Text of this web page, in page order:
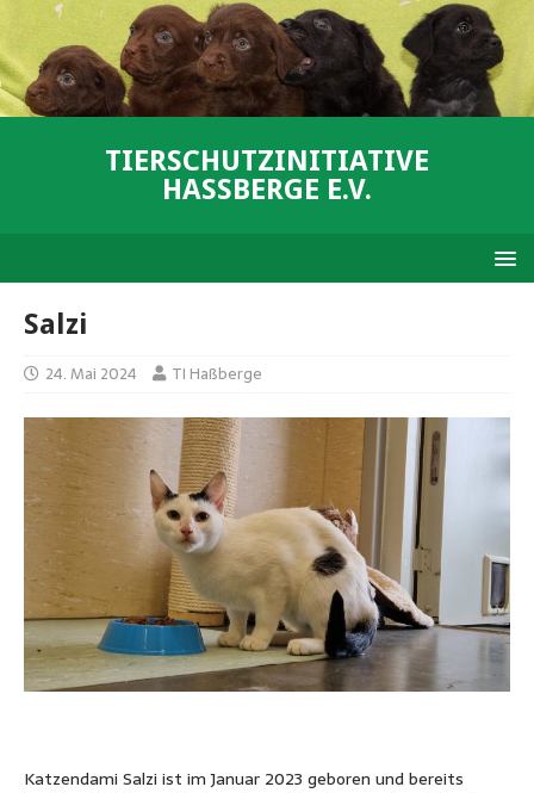
TIERSCHUTZINITIATIVE
HASSBERGE E.V.
Salzi
24. Mai 2024 TI Haßberge
Katzendami Salzi ist im Januar 2023 geboren und bereits